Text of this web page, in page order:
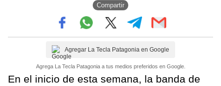
Compartir
Agregar La Tecla Patagonia en Google
Agrega La Tecla Patagonia a tus medios preferidos en Google.
En el inicio de esta semana, la banda de